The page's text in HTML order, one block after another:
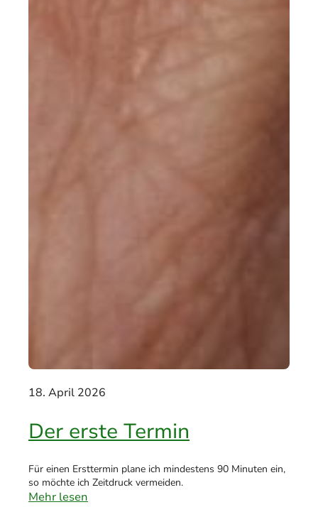
18. April 2026
Der erste Termin
Für einen Ersttermin plane ich mindestens 90 Minuten ein,
so möchte ich Zeitdruck vermeiden.
Mehr lesen